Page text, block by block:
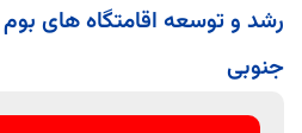
رشد و توسعه اقامتگاه های
جنوبی